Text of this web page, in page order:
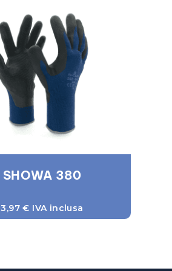
SHOWA 380
3,97€ IVA inclusa